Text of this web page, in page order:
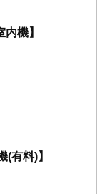
機】
(有料)】